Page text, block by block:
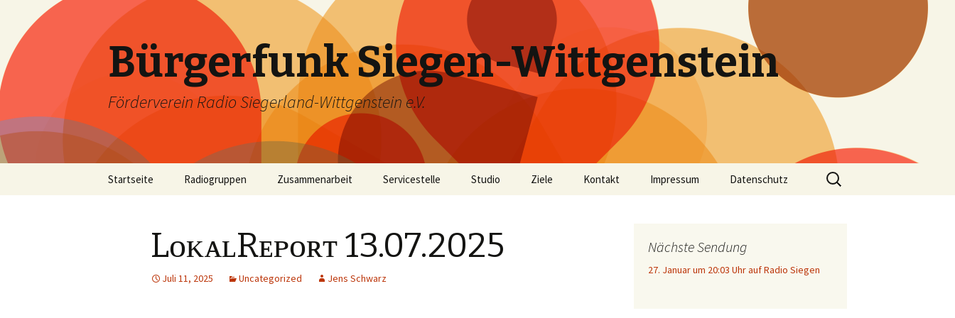
Bürgerfunk Siegen-Wittgenstein
Förderverein Radio Siegerland-Wittgenstein e.V.
Startseite Radiogruppen Zusammenarbeit Servicestelle Studio Ziele Kontakt Impressum Datenschutz
Suche
nach:
LᴏᴋᴀʟRᴇᴘᴏʀᴛ 13.07.2025
Juli 11, 2025 Uncategorized Jens Schwarz
Nächste Sendung
27. Januar um 20:03 Uhr auf Radio Siegen